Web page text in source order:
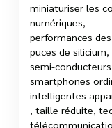
miniaturiser les
numériques
performances
puces de silicium
semi-conducteurs
smartphones
intelligentes
taille réduite